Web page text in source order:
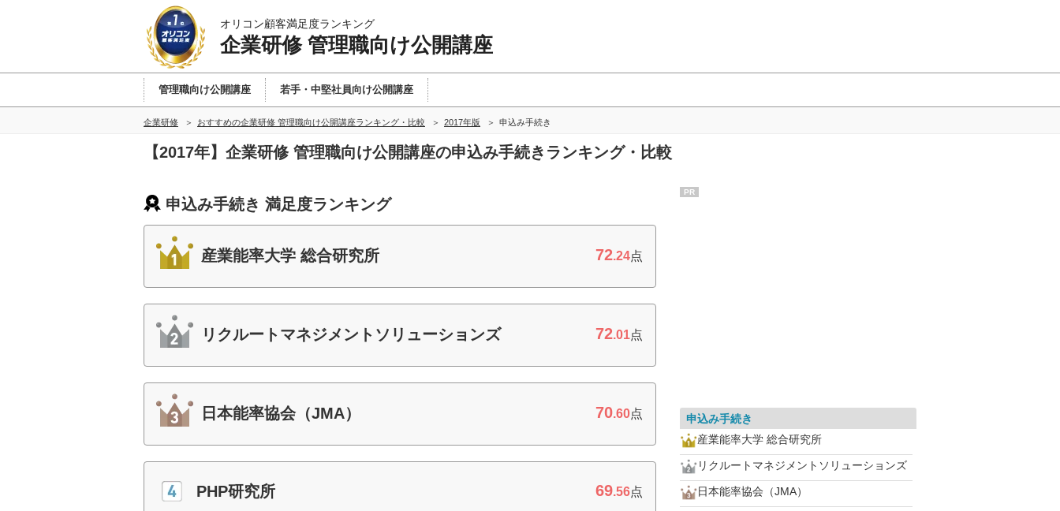
オリコン顧客満足度ランキング
企業研修 管理職向け公開講座
管理職向け公開講座 若手・中堅社員向け公開講座
企業研修 おすすめの企業研修 管理職向け公開講座ランキング・比較 2017年版 申込み手続き
【2017年】企業研修 管理職向け公開講座の申込み手続きランキング・比較
申込み手続き 満足度ランキング
産業能率大学 総合研究所 72.24点
リクルートマネジメントソリューションズ 72.01点
日本能率協会（JMA） 70.60点
PHP研究所 69.56点
PR
申込み手続き
産業能率大学 総合研究所
リクルートマネジメントソリューションズ
日本能率協会（JMA）